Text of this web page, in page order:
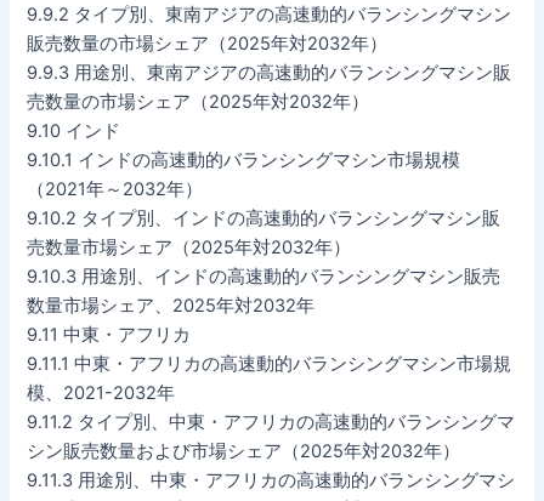
9.9.2 タイプ別、東南アジアの高速動的バランシングマシン
販売数量の市場シェア（2025年対2032年）
9.9.3 用途別、東南アジアの高速動的バランシングマシン販
売数量の市場シェア（2025年対2032年）
9.10 インド
9.10.1 インドの高速動的バランシングマシン市場規模
（2021年～2032年）
9.10.2 タイプ別、インドの高速動的バランシングマシン販
売数量市場シェア（2025年対2032年）
9.10.3 用途別、インドの高速動的バランシングマシン販売
数量市場シェア、2025年対2032年
9.11 中東・アフリカ
9.11.1 中東・アフリカの高速動的バランシングマシン市場規
模、2021-2032年
9.11.2 タイプ別、中東・アフリカの高速動的バランシングマ
シン販売数量および市場シェア（2025年対2032年）
9.11.3 用途別、中東・アフリカの高速動的バランシングマシ